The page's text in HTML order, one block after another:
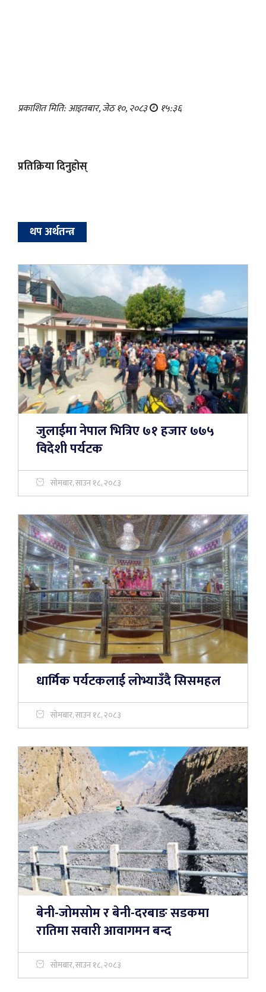
प्रकाशित मिति: आइतबार, जेठ १०, २०८३ १५:३६
प्रतिक्रिया दिनुहोस्
थप अर्थतन्त्र
जुलाईमा नेपाल भित्रिए ७१ हजार ७७५
विदेशी पर्यटक
सोमबार, साउन १८, २०८३
धार्मिक पर्यटकलाई लोभ्याउँदै सिसमहल
सोमबार, साउन १८, २०८३
बेनी-जोमसोम र बेनी-दरबाङ सडकमा
रातिमा सवारी आवागमन बन्द
सोमबार, साउन १८, २०८३